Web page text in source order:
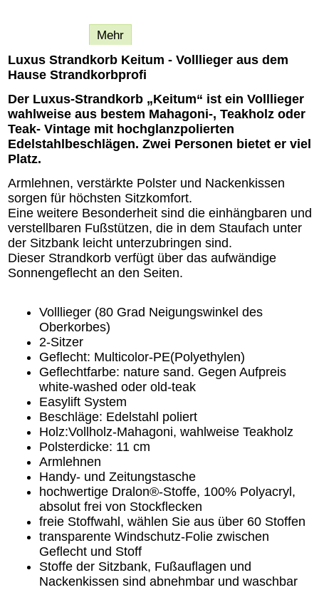
Mehr
Luxus Strandkorb Keitum - Volllieger aus dem
Hause Strandkorbprofi
Der Luxus-Strandkorb „Keitum“ ist ein Volllieger
wahlweise aus bestem Mahagoni-, Teakholz oder
Teak- Vintage mit hochglanzpolierten
Edelstahlbeschlägen. Zwei Personen bietet er viel
Platz.
Armlehnen, verstärkte Polster und Nackenkissen
sorgen für höchsten Sitzkomfort.
Eine weitere Besonderheit sind die einhängbaren und
verstellbaren Fußstützen, die in dem Staufach unter
der Sitzbank leicht unterzubringen sind.
Dieser Strandkorb verfügt über das aufwändige
Sonnengeflecht an den Seiten.
Volllieger (80 Grad Neigungswinkel des
Oberkorbes)
2-Sitzer
Geflecht: Multicolor-PE(Polyethylen)
Geflechtfarbe: nature sand. Gegen Aufpreis
white-washed oder old-teak
Easylift System
Beschläge: Edelstahl poliert
Holz:Vollholz-Mahagoni, wahlweise Teakholz
Polsterdicke: 11 cm
Armlehnen
Handy- und Zeitungstasche
hochwertige Dralon®-Stoffe, 100% Polyacryl,
absolut frei von Stockflecken
freie Stoffwahl, wählen Sie aus über 60 Stoffen
transparente Windschutz-Folie zwischen
Geflecht und Stoff
Stoffe der Sitzbank, Fußauflagen und
Nackenkissen sind abnehmbar und waschbar